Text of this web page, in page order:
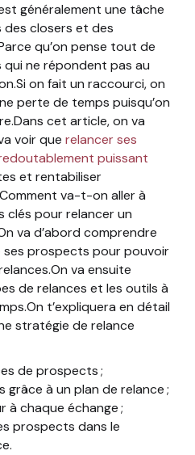
généralement une tâche
des closers et des
qu’on pense tout de
ne répondent pas au
on fait un raccourci, on
perte de temps puisqu’on
cet article, on va
voir que relancer ses
puissant
et rentabiliser
va-t-on aller à
clés pour relancer un
va d’abord comprendre
prospects pour pouvoir
va ensuite
de relances et les outils à
t’expliquera en détail
stratégie de relance
de prospects ;
grâce à un plan de relance ;
à chaque échange ;
prospects dans le